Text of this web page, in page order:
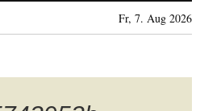
Fr, 7. Aug 2026